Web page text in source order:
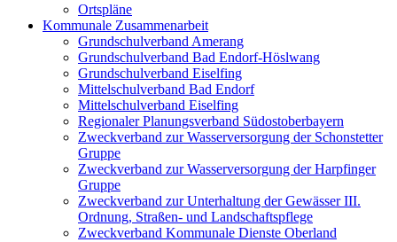
Ortspläne
Kommunale Zusammenarbeit
Grundschulverband Amerang
Grundschulverband Bad Endorf-Höslwang
Grundschulverband Eiselfing
Mittelschulverband Bad Endorf
Mittelschulverband Eiselfing
Regionaler Planungsverband Südostoberbayern
Zweckverband zur Wasserversorgung der Schonstetter
Gruppe
Zweckverband zur Wasserversorgung der Harpfinger
Gruppe
Zweckverband zur Unterhaltung der Gewässer III.
Ordnung, Straßen- und Landschaftspflege
Zweckverband Kommunale Dienste Oberland